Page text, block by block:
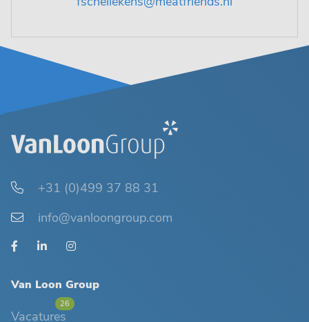
+31 (0)499 37 88 31
info@vanloongroup.com
Van Loon Group
Vacatures
26